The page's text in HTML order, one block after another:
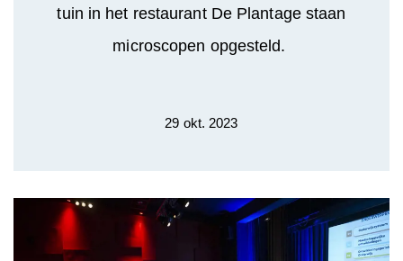
tuin in het restaurant De Plantage staan
microscopen opgesteld.
29 okt. 2023